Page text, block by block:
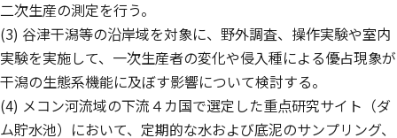
二次生産の測定を行う。
(3) 谷津干潟等の沿岸域を対象に、野外調査、操作実験や室内
実験を実施して、一次生産者の変化や侵入種による優占現象が
干潟の生態系機能に及ぼす影響について検討する。
(4) メコン河流域の下流４カ国で選定した重点研究サイト（ダ
ム貯水池）において、定期的な水および底泥のサンプリング、